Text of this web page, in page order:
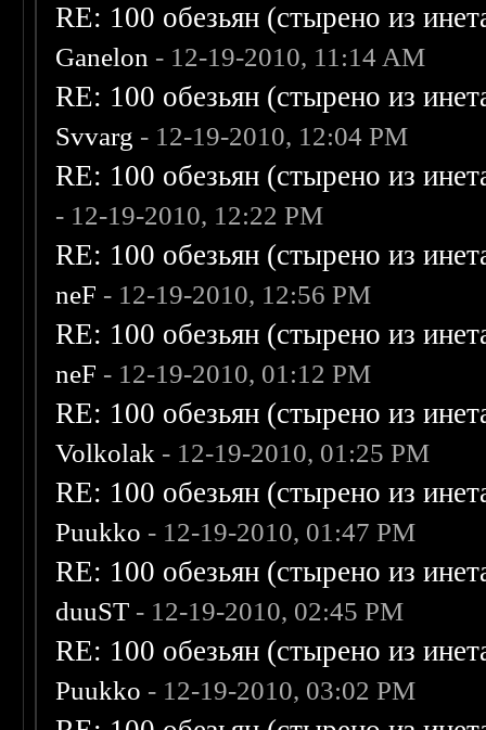
RE: 100 обезьян (стырено из
Ganelon - 12-19-2010, 11:14 AM
RE: 100 обезьян (стырено из
Svvarg - 12-19-2010, 12:04 PM
RE: 100 обезьян (стырено из
- 12-19-2010, 12:22 PM
RE: 100 обезьян (стырено из
neF - 12-19-2010, 12:56 PM
RE: 100 обезьян (стырено из
neF - 12-19-2010, 01:12 PM
RE: 100 обезьян (стырено из
Volkolak - 12-19-2010, 01:25 PM
RE: 100 обезьян (стырено из
Puukko - 12-19-2010, 01:47 PM
RE: 100 обезьян (стырено из
duuST - 12-19-2010, 02:45 PM
RE: 100 обезьян (стырено из
Puukko - 12-19-2010, 03:02 PM